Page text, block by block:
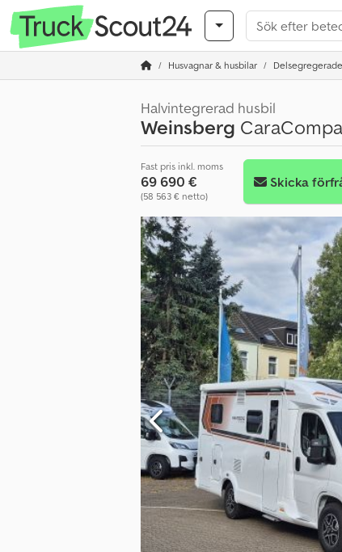
Husvagnar & husbilar
Halvintegrerad husbil
Weinsberg
Fast pris inkl. moms
69 690 €
(58 563 € netto)
Skicka